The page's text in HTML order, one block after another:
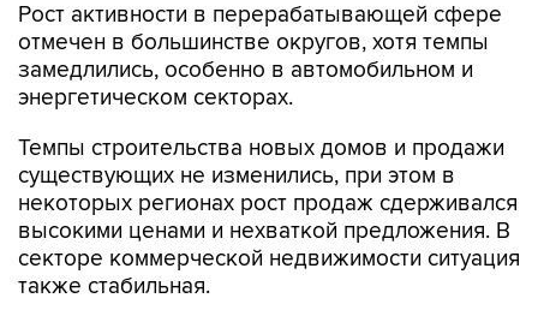
Рост активности в перерабатывающей сфере
отмечен в большинстве округов, хотя темпы
замедлились, особенно в автомобильном и
энергетическом секторах.
Темпы строительства новых домов и продажи
существующих не изменились, при этом в
некоторых регионах рост продаж сдерживался
высокими ценами и нехваткой предложения. В
секторе коммерческой недвижимости ситуация
также стабильная.